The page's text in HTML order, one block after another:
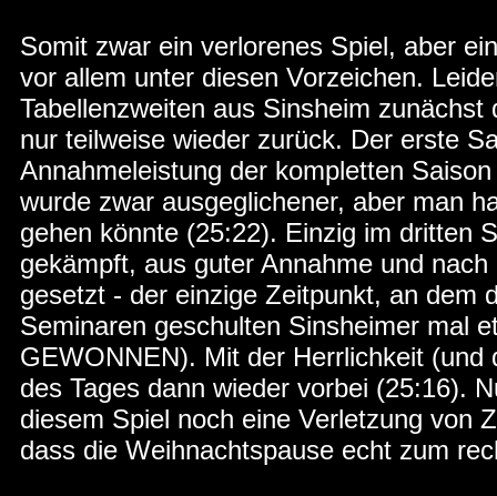
Somit zwar ein verlorenes Spiel, aber
vor allem unter diesen Vorzeichen.
Tabellenzweiten aus Sinsheim
nur teilweise wieder zurück. Der erste
Annahmeleistung der kompletten
wurde zwar ausgeglichener, aber man
gehen könnte (25:22). Einzig im dritten
gekämpft, aus guter Annahme und
gesetzt - der einzige Zeitpunkt, an dem
Seminaren geschulten Sinsheimer mal
GEWONNEN). Mit der Herrlichkeit
des Tages dann wieder vorbei (25:16).
diesem Spiel noch eine Verletzung von
dass die Weihnachtspause echt zum